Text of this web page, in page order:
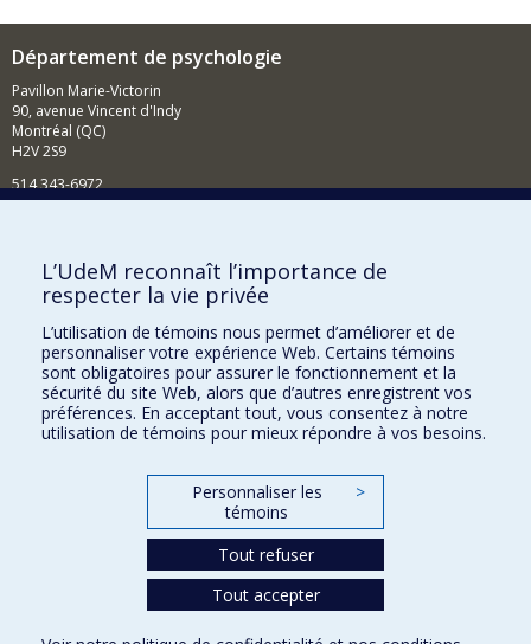
Département de psychologie
Pavillon Marie-Victorin
90, avenue Vincent d'Indy
Montréal (QC)
H2V 2S9
514 343-6972
Comment soutenir le Département?
BESOIN D'AIDE?
Plan du site
Signaler une erreur
Accessibilité
FACULTÉ DES ARTS ET DES SCIENCES
Nos départements et écoles
L’UdeM reconnaît l’importance de
respecter la vie privée
L’utilisation de témoins nous permet d’améliorer et de
personnaliser votre expérience Web. Certains témoins
sont obligatoires pour assurer le fonctionnement et la
sécurité du site Web, alors que d’autres enregistrent vos
préférences. En acceptant tout, vous consentez à notre
utilisation de témoins pour mieux répondre à vos besoins.
Personnaliser les
témoins
>
Tout refuser
Tout accepter